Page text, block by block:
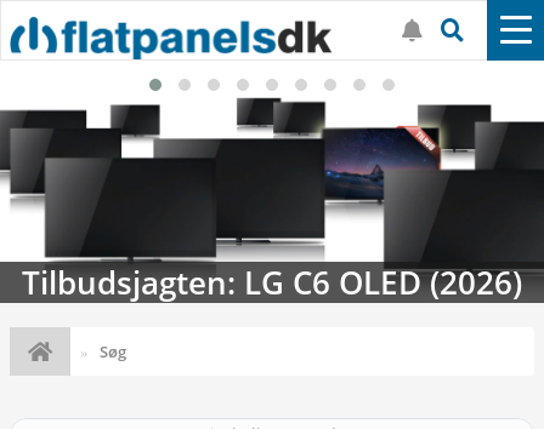
Tilbudsjagten: LG C6 OLED (2026)
Søg